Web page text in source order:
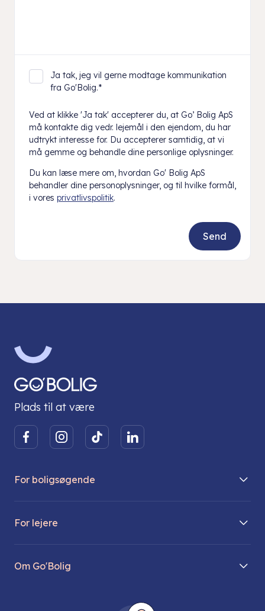
Ja tak, jeg vil gerne modtage kommunikation
fra Go'Bolig.*
Ved at klikke 'Ja tak' accepterer du, at Go’ Bolig ApS
må kontakte dig vedr. lejemål i den ejendom, du har
udtrykt interesse for. Du accepterer samtidig, at vi
må gemme og behandle dine personlige oplysninger.
Du kan læse mere om, hvordan Go' Bolig ApS
behandler dine personoplysninger, og til hvilke formål,
i vores privatlivspolitik.
Plads til at være
For boligsøgende
Søg lejebolig
For lejere
Lej en parkeringsplads
Om Go'Bolig